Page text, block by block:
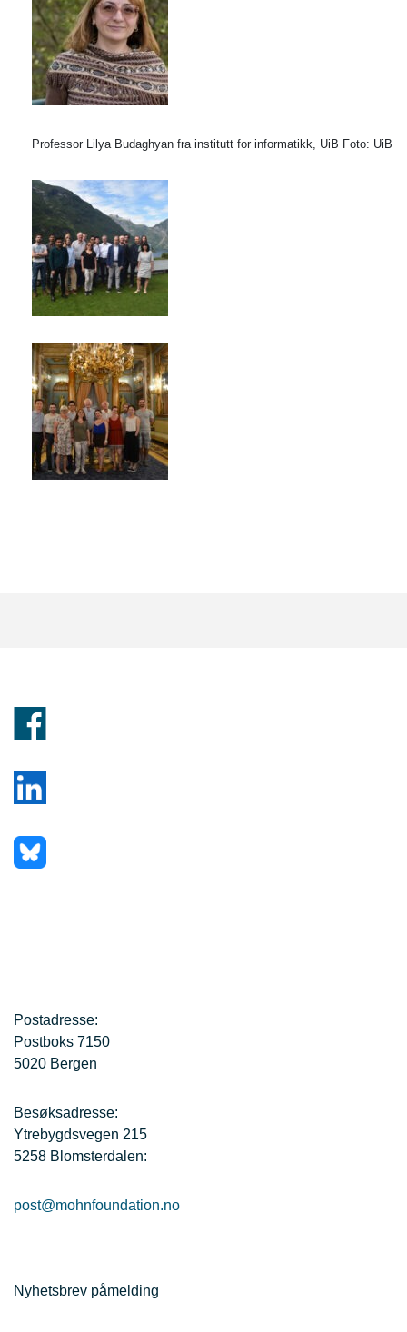
Professor Lilya Budaghyan fra institutt for informatikk, UiB Foto: UiB
Postadresse:
Postboks 7150
5020 Bergen
Besøksadresse:
Ytrebygdsvegen 215
5258 Blomsterdalen:
post@mohnfoundation.no
Nyhetsbrev påmelding